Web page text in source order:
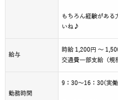
もちろん経験がある
いね♪
給与
時給 1,200円 ～
交通費一部支給（規
勤務時間
9：30～16：30(実